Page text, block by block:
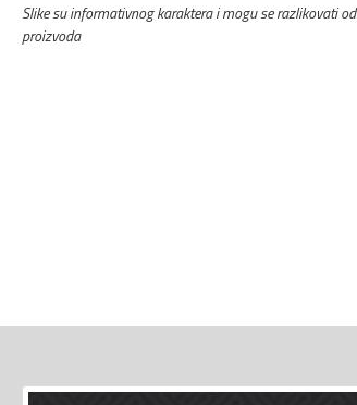
Slike su informativnog karaktera i mogu se razlikovati od
proizvoda